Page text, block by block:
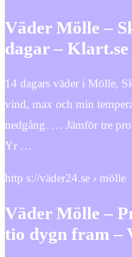
Väder Mölle –
dagar – Klart.se
14 dagars väder i Mölle,
vind, max och min
nedgång. … Jämför tre
Yr …
http s://väder24.se › mölle
Väder Mölle –
tio dygn fram –